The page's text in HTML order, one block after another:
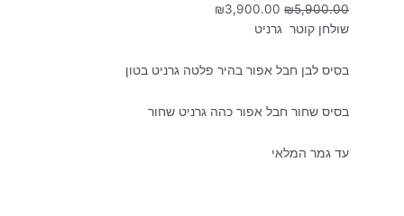
₪5,900.00
₪3,900.00
שולחן קוטר גרניט
בסיס לבן חבל אפור בהיר פלטה גרניט בטון
בסיס שחור חבל אפור כהה גרניט שחור
עד גמר המלאי